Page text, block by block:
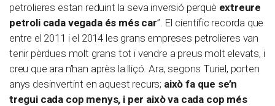
petrolieres estan reduint la seva inversió perquè extreure
petroli cada vegada és més car”. El científic recorda que
entre el 2011 i el 2014 les grans empreses petrolieres van
tenir pèrdues molt grans tot i vendre a preus molt elevats, i
creu que ara n’han après la lliçó. Ara, segons Turiel, porten
anys desinvertint en aquest recurs; això fa que se’n
tregui cada cop menys, i per això va cada cop més